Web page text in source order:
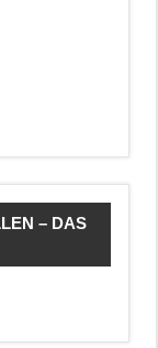
– DAS